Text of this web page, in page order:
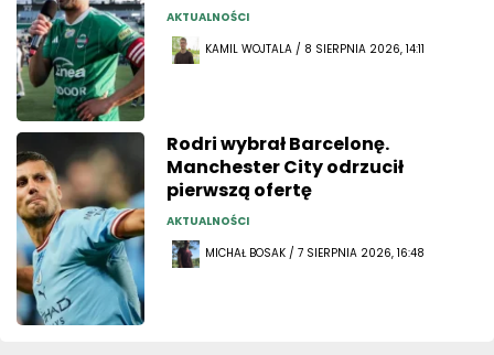
AKTUALNOŚCI
KAMIL WOJTALA / 8 SIERPNIA 2026, 14:11
Rodri wybrał Barcelonę.
Manchester City odrzucił
pierwszą ofertę
AKTUALNOŚCI
MICHAŁ BOSAK / 7 SIERPNIA 2026, 16:48